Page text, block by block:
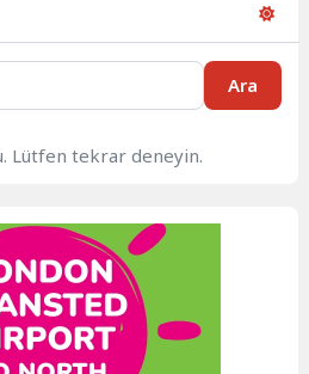
Ara
Lütfen tekrar deneyin.